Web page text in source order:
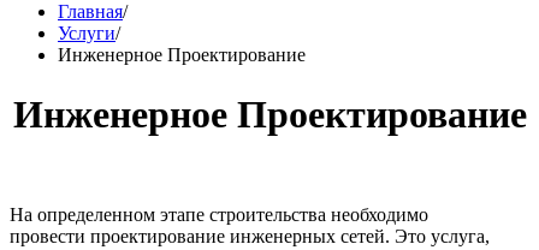
Главная/
Услуги/
Инженерное Проектирование
Инженерное Проектирование
На определенном этапе строительства необходимо
провести проектирование инженерных сетей. Это услуга,